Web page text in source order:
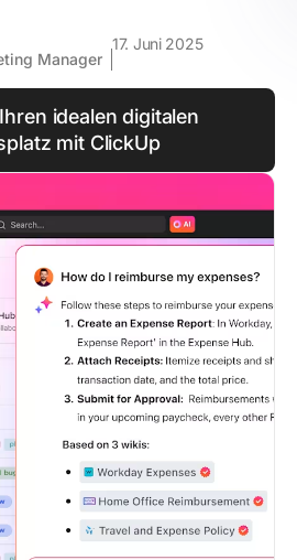
Manager
17. Juni 2025
idealen digitalen
mit ClickUp